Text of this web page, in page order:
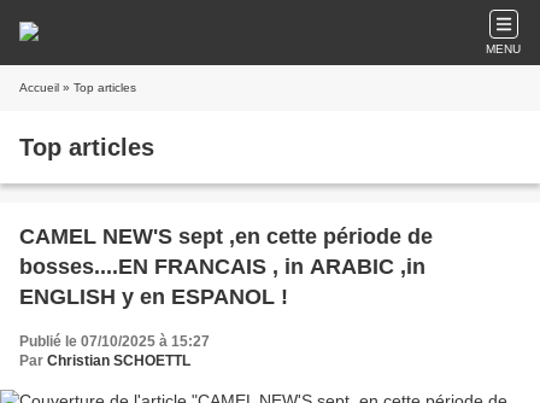
MENU
Accueil » Top articles
Top articles
CAMEL NEW'S sept ,en cette période de
bosses....EN FRANCAIS , in ARABIC ,in
ENGLISH y en ESPANOL !
Publié le 07/10/2025 à 15:27
Par Christian SCHOETTL